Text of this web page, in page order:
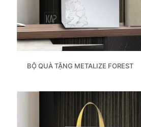
BỘ QUÀ TẶNG METALIZE FOREST